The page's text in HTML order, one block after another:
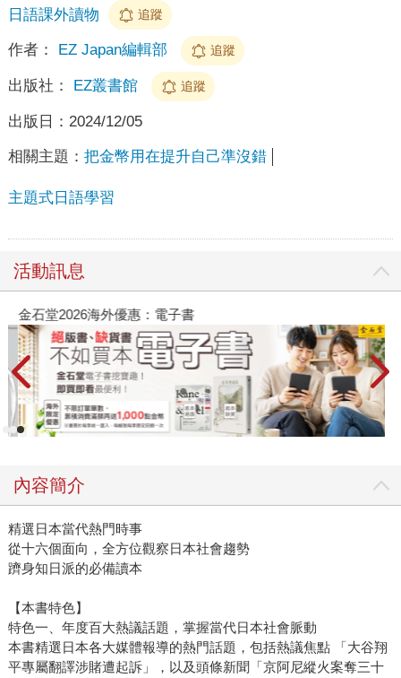
日語課外讀物
追蹤
作者： EZ Japan編輯部 追蹤
出版社： EZ叢書館 追蹤
出版日： 2024/12/05
相關主題： 把金幣用在提升自己準沒錯
主題式日語學習
活動訊息
金石堂2026海外優惠：電子書
內容簡介
精選日本當代熱門時事
從十六個面向，全方位觀察日本社會趨勢
躋身知日派的必備讀本
【本書特色】
特色一、年度百大熱議話題，掌握當代日本社會脈動
本書精選日本各大媒體報導的熱門話題，包括熱議焦點 「大谷翔
平專屬翻譯涉賭遭起訴」，以及頭條新聞「京阿尼縱火案奪三十